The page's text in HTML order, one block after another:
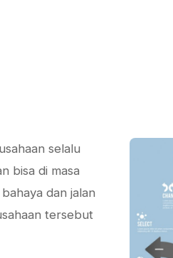
selalu
bisa di masa
dan jalan
tersebut